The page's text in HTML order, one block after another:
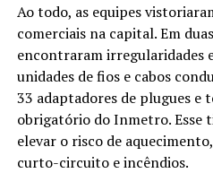
Ao todo, as equipes
comerciais na capital. Em
encontraram irregularidades
unidades de fios e cabos
33 adaptadores de plugues e
obrigatório do Inmetro. Esse
elevar o risco de
curto-circuito e incêndios.